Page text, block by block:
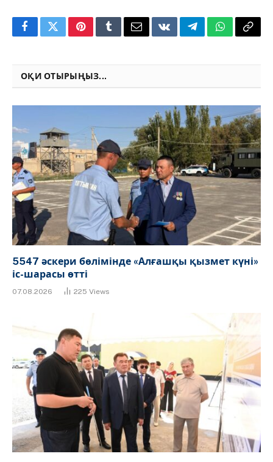
FacebookTwitterPinterestTumblrEmailVKontakteTelegramWhatsApp
Copy
ОҚИ ОТЫРЫҢЫЗ...
5547 әскери бөлімінде «Алғашқы қызмет күні»
іс-шарасы өтті
07.08.2026 225 Views